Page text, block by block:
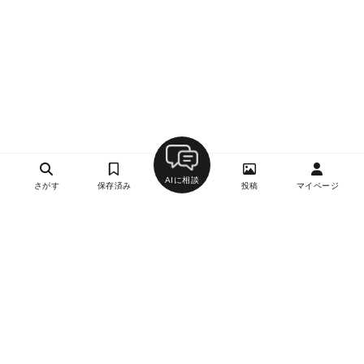
さがす 保存済み
AIに相談
投稿 マイページ